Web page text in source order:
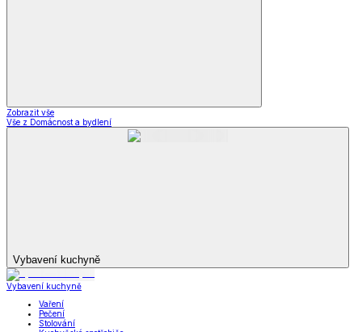
Zobrazit vše
Vše z Domácnost a bydlení
Vybavení kuchyně
Vybavení kuchyně
Vaření
Pečení
Stolování